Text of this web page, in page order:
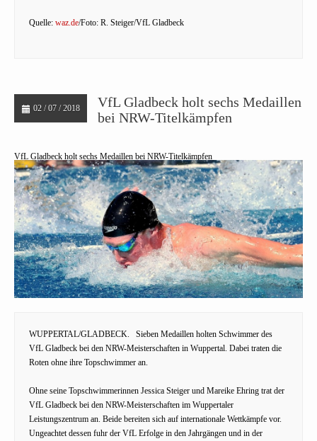
Quelle: waz.de/Foto: R. Steiger/VfL Gladbeck
02 / 07 / 2018
VfL Gladbeck holt sechs Medaillen
bei NRW-Titelkämpfen
VfL Gladbeck holt sechs Medaillen bei NRW-Titelkämpfen
WUPPERTAL/GLADBECK.
Sieben Medaillen holten Schwimmer des
VfL Gladbeck bei den NRW-Meisterschaften in Wuppertal. Dabei traten die
Roten ohne ihre Topschwimmer an.
Ohne seine Topschwimmerinnen Jessica Steiger und Mareike Ehring trat der
VfL Gladbeck bei den NRW-Meisterschaften im Wuppertaler
Leistungszentrum an. Beide bereiten sich auf internationale Wettkämpfe vor.
Ungeachtet dessen fuhr der VfL Erfolge in den Jahrgängen und in der